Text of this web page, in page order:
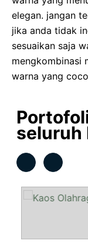
elegan. jangan
jika anda tidak
sesuaikan saja
mengkombinasi
warna yang
seluruh